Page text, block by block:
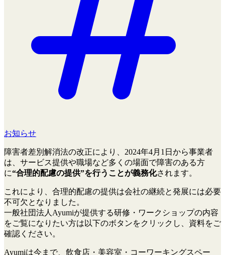
お知らせ
障害者差別解消法の改正により、2024年4月1日から事業者
は、サービス提供や職場など多くの場面で障害のある方
に“合理的配慮の提供”を行うことが義務化されます。
これにより、合理的配慮の提供は会社の継続と発展には必要
不可欠となりました。
一般社団法人Ayumiが提供する研修・ワークショップの内容
をご覧になりたい方は以下のボタンをクリックし、資料をご
確認ください。
Ayumiは今まで、飲食店・美容室・コーワーキングスペー